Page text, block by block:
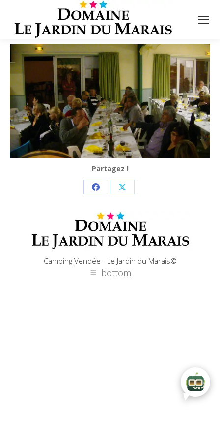
Partagez !
Partager
Facebook
Partager
X
Camping Vendée - Le Jardin du Marais©
bottom